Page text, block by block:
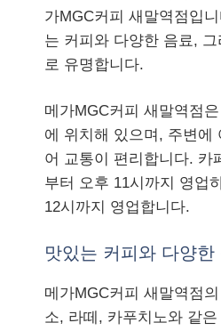
가MGC커피 새말역점입
는 커피와 다양한 음료,
로 유명합니다.
메가MGC커피 새말역점
에 위치해 있으며, 주변에
어 교통이 편리합니다. 카
부터 오후 11시까지 영업
12시까지 영업합니다.
맛있는 커피와 다양한
메가MGC커피 새말역점
소, 라떼, 카푸치노와 같